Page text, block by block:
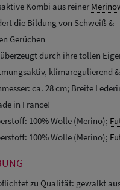
Kombi aus reiner
die Bildung von Schweiß &
Gerüchen
durch ihre tollen
klimaregulierend
ca. 28 cm; Breite
in France!
100% Wolle (Merino);
100% Wolle (Merino);
zu Qualität: gewalkt